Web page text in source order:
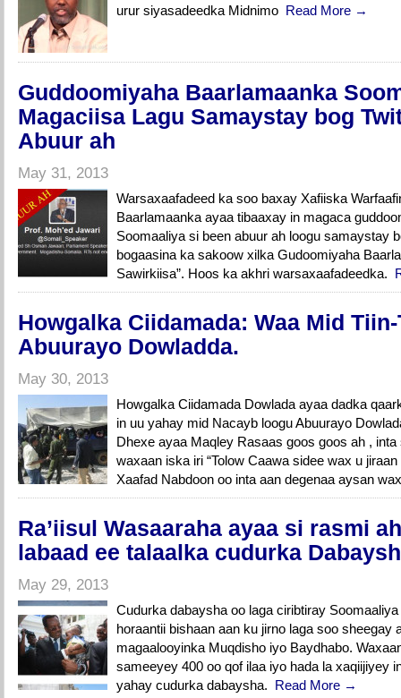
urur siyasadeedka Midnimo Read More →
Guddoomiyaha Baarlamaanka
Magaciisa Lagu Samaystay bog
Abuur ah
May 31, 2013
Warsaxaafadeed ka soo baxay Xafiiska
Baarlamaanka ayaa tibaaxay in magaca
Soomaaliya si been abuur ah loogu samaystay
bogaasina ka sakoow xilka Gudoomiyaha
Sawirkiisa”. Hoos ka akhri warsaxaafadeedka.
Howgalka Ciidamada: Waa Mid
Abuurayo Dowladda.
May 30, 2013
Howgalka Ciidamada Dowlada ayaa dadka
in uu yahay mid Nacayb loogu Abuurayo
Dhexe ayaa Maqley Rasaas goos goos ah ,
waxaan iska iri “Tolow Caawa sidee wax u
Xaafad Nabdoon oo inta aan degenaa aysan
Ra’iisul Wasaaraha ayaa si rasmi
labaad ee talaalka cudurka
May 29, 2013
Cudurka dabaysha oo laga ciribtiray
horaantii bishaan aan ku jirno laga soo sheegay
magaalooyinka Muqdisho iyo Baydhabo.
sameeyey 400 oo qof ilaa iyo hada la xaqiijiyey
yahay cudurka dabaysha. Read More →